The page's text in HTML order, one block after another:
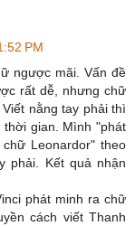
PM
ngược mãi. Vấn đề
rất dễ, nhưng chữ
nằng tay phải thì
gian. Mình "phát
Leonardor" theo
phải. Kết quả nhận
phát minh ra chữ
cách viết Thanh